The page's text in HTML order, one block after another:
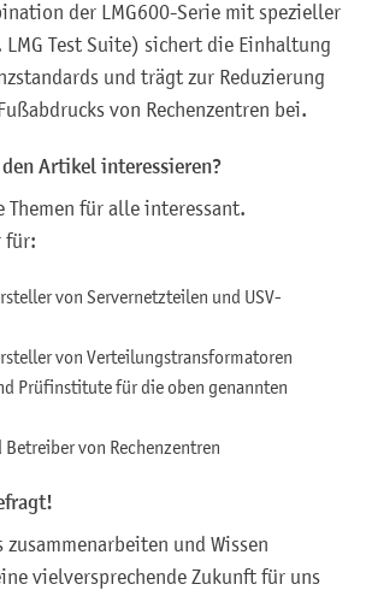
der LMG600-Serie mit spezieller
Test Suite) sichert die Einhaltung
und trägt zur Reduzierung
von Rechenzentren bei.
Artikel interessieren?
für alle interessant.
für:
von Servernetzteilen und USV-
von Verteilungstransformatoren
Prüfinstitute für die oben genannten
von Rechenzentren
und Wissen
vielversprechende Zukunft für uns